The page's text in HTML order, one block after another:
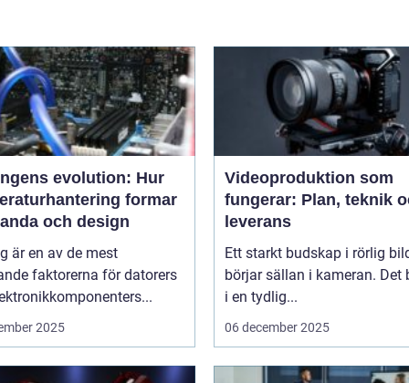
evolution: Hur
formar
och design
är en av de mest
faktorerna för datorers
2025
Videoproduktion som
fungerar: Plan, teknik
leverans
Ett starkt budskap i rörlig
börjar sällan i kameran. Det
i en tydlig...
06 december 2025